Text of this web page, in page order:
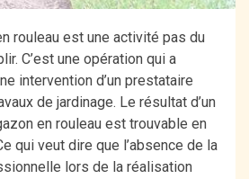
rouleau est une activité pas du
C’est une opération qui a
intervention d’un prestataire
de jardinage. Le résultat d’un
en rouleau est trouvable en
qui veut dire que l’absence de la
lors de la réalisation